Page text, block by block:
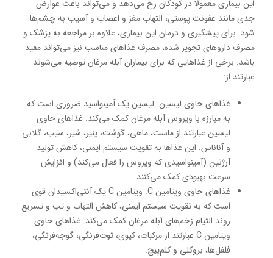
این بیماری معمولا در کودکان رخ می‌دهد و می‌تواند باعث عوارض
جدی مانند عفونت پوستی، التهاب مغز و اعصاب و آسیب به چشم‌ها
شود. برای پیشگیری و درمان این بیماری، علاوه بر مراجعه به پزشک و
مصرف داروهای تجویز شده، مصرف غذاهای مناسب نیز می‌تواند مفید
باشد. برخی از غذاهایی که برای بیماران آبله مرغان توصیه می‌شوند
عبارتند از:
غذاهای حاوی لیسین: لیسین یک آمینواسید ضروری است که
به مبارزه با ویروس آبله مرغان کمک می‌کند. غذاهای حاوی
لیسین عبارتند از ماست، ماهی، گوشت، پنیر، شیر، سیب، گلابی
و آناناس. این غذاها به تقویت سیستم ایمنی، کاهش تولید
آرژنین (آمینواسیدی که ویروس را فعال می‌کند) و افزایش
سرعت بهبودی کمک می‌کنند.
غذاهای حاوی ویتامین C: ویتامین C یک آنتی‌اکسیدان قوی
است که به تقویت سیستم ایمنی، کاهش التهاب و تب و تسریع
روند التیام زخم‌های آبله مرغان کمک می‌کند. غذاهای حاوی
ویتامین C عبارتند از مرکبات، کیوی، توت‌فرنگی، گوجه‌فرنگی،
فلفل‌ها، بروکلی و کلم‌پیچ.